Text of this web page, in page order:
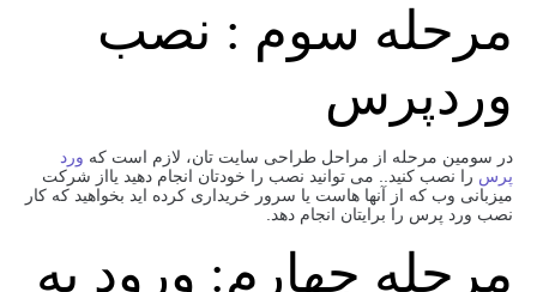
مرحله سوم : نصب
وردپرس
در سومین مرحله از مراحل طراحی سایت تان، لازم است کهورد
پرس را نصب کنید.. می توانید نصب را خودتان انجام دهید یااز شرکت
میزبانی وب که از آنها هاست یا سرور خریداری کرده اید بخواهید که کار
نصب ورد پرس را برایتان انجام دهد.
مرحله چهارم: ورود به